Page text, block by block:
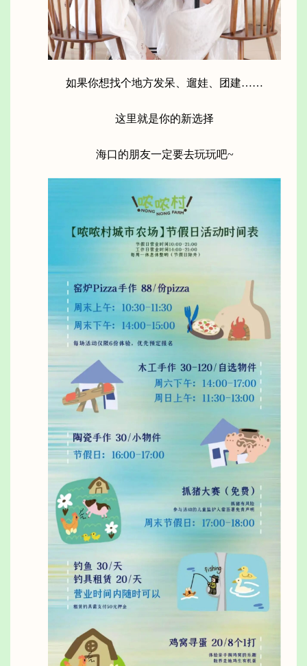
如果你想找个地方发呆、遛娃、团建……
这里就是你的新选择
海口的朋友一定要去玩玩吧~